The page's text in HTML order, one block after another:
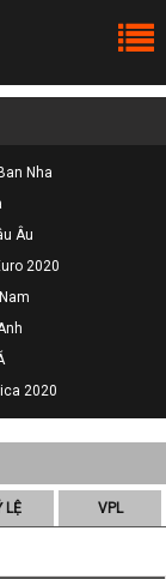
Nha
Âu
2020
2020
LỆ VPL